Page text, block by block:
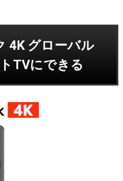
4K グローバル
TVにできる